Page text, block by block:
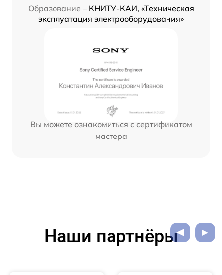
Образование – КНИТУ-КАИ, «Техническая
эксплуатация электрооборудования»
Вы можете ознакомиться с сертификатом
мастера
Наши партнёры